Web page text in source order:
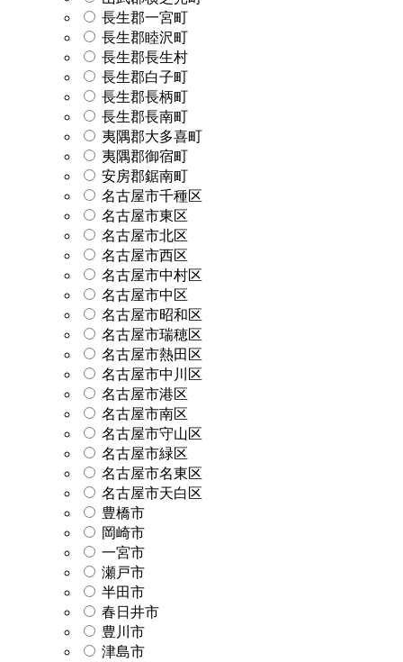
長生郡一宮町
長生郡睦沢町
長生郡長生村
長生郡白子町
長生郡長柄町
長生郡長南町
夷隅郡大多喜町
夷隅郡御宿町
安房郡鋸南町
名古屋市千種区
名古屋市東区
名古屋市北区
名古屋市西区
名古屋市中村区
名古屋市中区
名古屋市昭和区
名古屋市瑞穂区
名古屋市熱田区
名古屋市中川区
名古屋市港区
名古屋市南区
名古屋市守山区
名古屋市緑区
名古屋市名東区
名古屋市天白区
豊橋市
岡崎市
一宮市
瀬戸市
半田市
春日井市
豊川市
津島市